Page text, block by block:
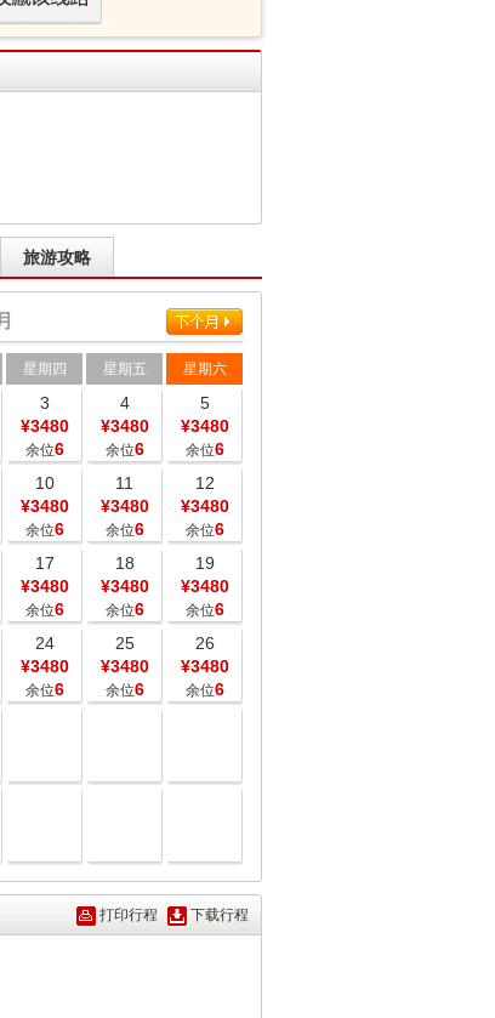
旅游攻略
星期四 星期五 星期六
3
¥3480
余位6
4
¥3480
余位6
5
¥3480
余位6
10
¥3480
余位6
11
¥3480
余位6
12
¥3480
余位6
17
¥3480
余位6
18
¥3480
余位6
19
¥3480
余位6
24
¥3480
余位6
25
¥3480
余位6
26
¥3480
余位6
打印行程 下载行程